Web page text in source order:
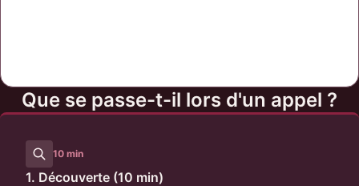
Que se passe-t-il lors d'un appel ?
10 min
1. Découverte (10 min)